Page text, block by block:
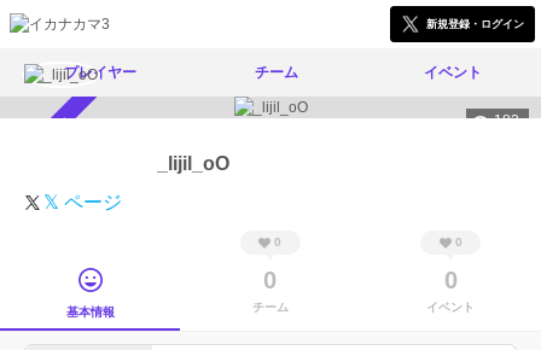
新規登録・ログイン
プレイヤー チーム イベント
183
_lijil_oO
𝕏 ページ
基本情報
0
0
チーム
0
0
イベント